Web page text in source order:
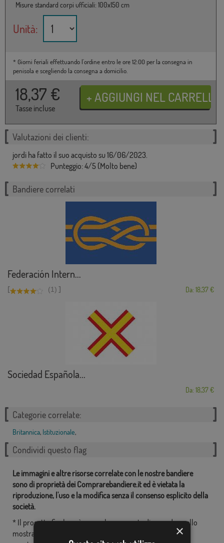
Misure standard corpi ufficiali: 100x150 cm
Unità:
* Giorni feriali effettuando l'ordine entro le ore 12:00 per la consegna in
penisola e scegliendo la consegna a domicilio.
18,37 €
Tasse incluse
Valutazioni dei clienti:
jordi ha fatto il suo acquisto su 16/06/2023.
Punteggio: 4/5 (Molto bene)
Bandiere correlati
Federación Intern...
[ (1) ] Da: 18,37 €
Sociedad Española...
Da: 18,37 €
Categorie correlate:
Britannica, Istituzionale,
Condividi questo flag
Le immagini e altre risorse correlate con le nostre bandiere
sono di proprietà dei Comprarebandiere.it ed è vietata la
riproduzione, l'uso e la modifica senza il consenso esplicito della
società.
* Il progetto finale può essere leggermente diverso da quello
mostrato nell'immagine, le bandiere vengono forniti senza
×